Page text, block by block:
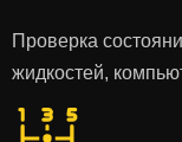
Проверка
жидкостей,